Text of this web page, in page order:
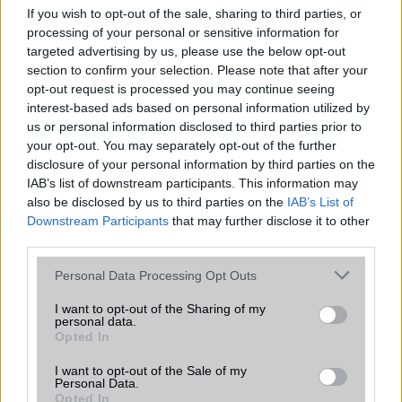
If you wish to opt-out of the sale, sharing to third parties, or
processing of your personal or sensitive information for
targeted advertising by us, please use the below opt-out
section to confirm your selection. Please note that after your
opt-out request is processed you may continue seeing
interest-based ads based on personal information utilized by
us or personal information disclosed to third parties prior to
your opt-out. You may separately opt-out of the further
disclosure of your personal information by third parties on the
IAB’s list of downstream participants. This information may
also be disclosed by us to third parties on the IAB’s List of
Downstream Participants that may further disclose it to other
Please note that this website/app uses one or more Google
not limited to your visit or usage behaviour. You may click to
grant or deny consent to Google and its third-party tags to
use your data for below specified purposes in below Google
consent section.
Personal Data Processing Opt Outs
I want to opt-out of the Sharing of my
personal data.
Opted In
I want to opt-out of the Sale of my
Personal Data.
Opted In
Az Android rejtett automatizmusai: hat
funkció, amely észrevétlenül könnyíti
meg a mindennapokat
2026.06.14| Android Police
Sok felhasználó külön alkalmazásokra esküszik, pedig az
Android már évek óta olyan intelligens funkciókat kínál,
amelyek maguktól dolgoznak a háttérben.
Ez a rejtett Samsung funkció teljesen
megváltoztatja a mobilhasználatot –
sokan mégsem tudnak róla
Az Edge Panel az egyik leghasznosabb funkció, amely
jelentősen felgyorsítja a mindennapi használatot,